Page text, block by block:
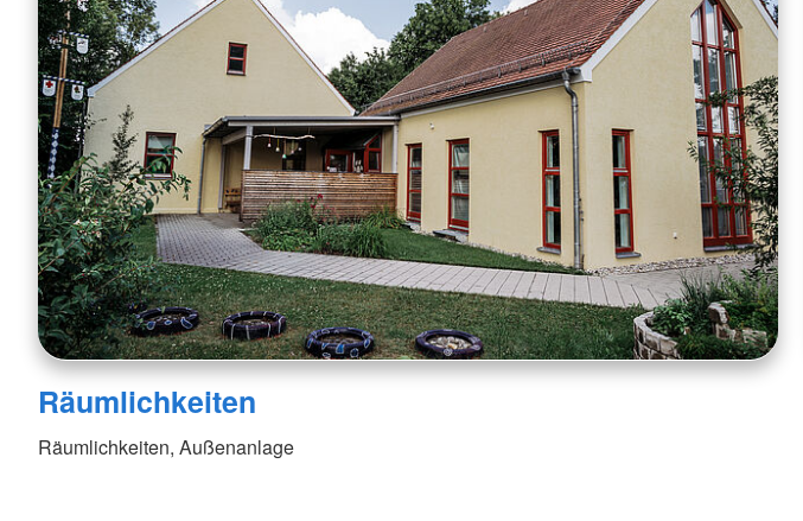
Räumlichkeiten
Räumlichkeiten, Außenanlage